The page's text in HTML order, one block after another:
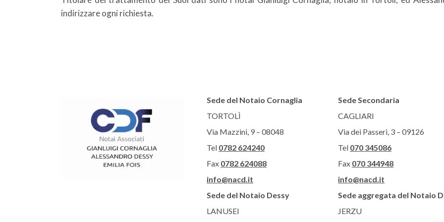
indirizzare ogni richiesta.
Sede del Notaio Cornaglia
TORTOLÌ
Via Mazzini, 9 – 08048
Tel 0782 624240
Fax 0782 624088
info@nacd.it
Sede del Notaio Dessy
LANUSEI
Sede Secondaria
CAGLIARI
Via dei Passeri, 3 – 09126
Tel 070 345086
Fax 070 344948
info@nacd.it
Sede aggregata del Notaio
JERZU